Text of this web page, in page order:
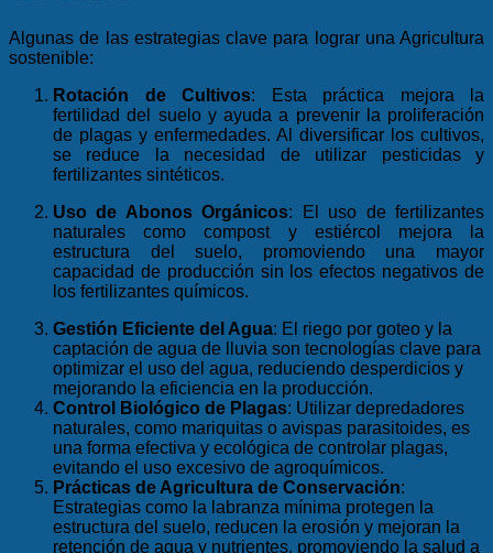
Algunas de las estrategias clave para lograr una Agricultura
sostenible:
Rotación de Cultivos: Esta práctica mejora la
fertilidad del suelo y ayuda a prevenir la proliferación
de plagas y enfermedades. Al diversificar los cultivos,
se reduce la necesidad de utilizar pesticidas y
fertilizantes sintéticos.
Uso de Abonos Orgánicos: El uso de fertilizantes
naturales como compost y estiércol mejora la
estructura del suelo, promoviendo una mayor
capacidad de producción sin los efectos negativos de
los fertilizantes químicos.
Gestión Eficiente del Agua: El riego por goteo y la
captación de agua de lluvia son tecnologías clave para
optimizar el uso del agua, reduciendo desperdicios y
mejorando la eficiencia en la producción.
Control Biológico de Plagas: Utilizar depredadores
naturales, como mariquitas o avispas parasitoides, es
una forma efectiva y ecológica de controlar plagas,
evitando el uso excesivo de agroquímicos.
Prácticas de Agricultura de Conservación:
Estrategias como la labranza mínima protegen la
estructura del suelo, reducen la erosión y mejoran la
retención de agua y nutrientes, promoviendo la salud a